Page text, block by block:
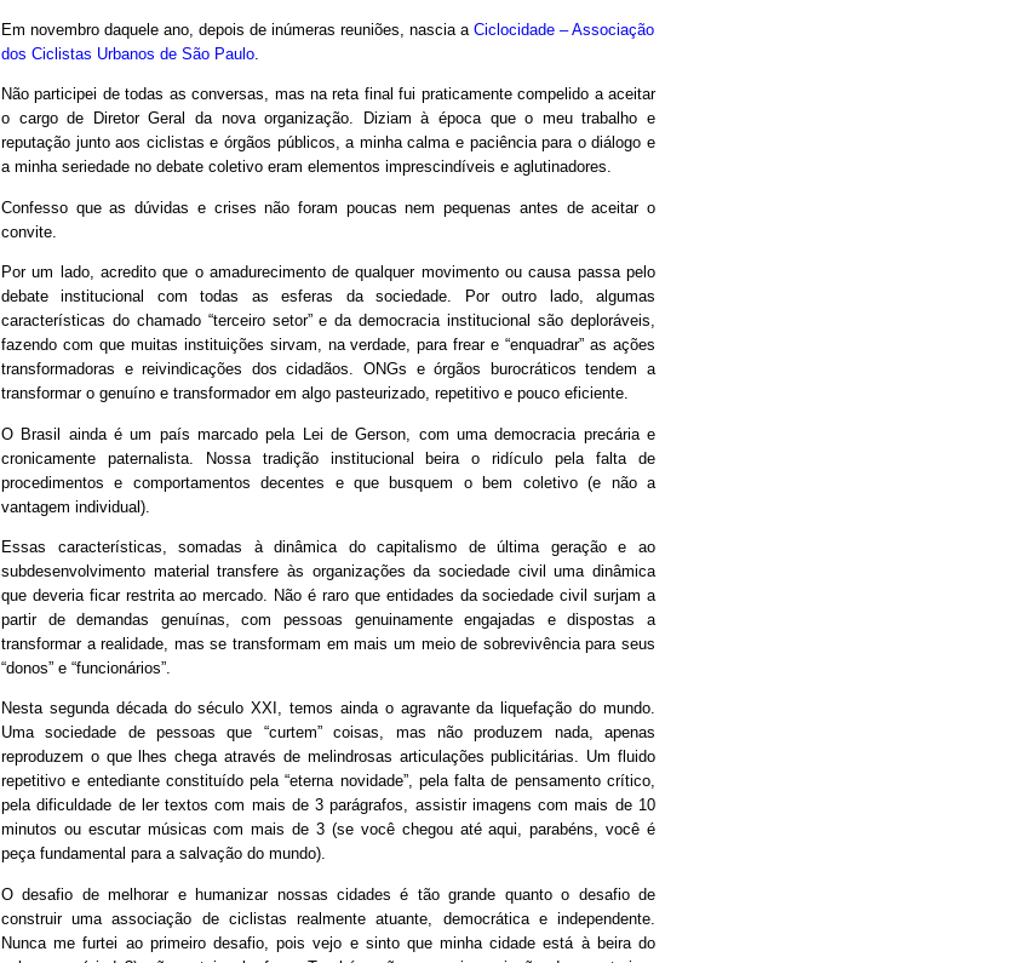
Em novembro daquele ano, depois de inúmeras reuniões, nascia a Ciclocidade – Associação
dos Ciclistas Urbanos de São Paulo.
Não participei de todas as conversas, mas na reta final fui praticamente compelido a aceitar
o cargo de Diretor Geral da nova organização. Diziam à época que o meu trabalho e
reputação junto aos ciclistas e órgãos públicos, a minha calma e paciência para o diálogo e
a minha seriedade no debate coletivo eram elementos imprescindíveis e aglutinadores.
Confesso que as dúvidas e crises não foram poucas nem pequenas antes de aceitar o
convite.
Por um lado, acredito que o amadurecimento de qualquer movimento ou causa passa pelo
debate institucional com todas as esferas da sociedade. Por outro lado, algumas
características do chamado “terceiro setor” e da democracia institucional são deploráveis,
fazendo com que muitas instituições sirvam, na verdade, para frear e “enquadrar” as ações
transformadoras e reivindicações dos cidadãos. ONGs e órgãos burocráticos tendem a
transformar o genuíno e transformador em algo pasteurizado, repetitivo e pouco eficiente.
O Brasil ainda é um país marcado pela Lei de Gerson, com uma democracia precária e
cronicamente paternalista. Nossa tradição institucional beira o ridículo pela falta de
procedimentos e comportamentos decentes e que busquem o bem coletivo (e não a
vantagem individual).
Essas características, somadas à dinâmica do capitalismo de última geração e ao
subdesenvolvimento material transfere às organizações da sociedade civil uma dinâmica
que deveria ficar restrita ao mercado. Não é raro que entidades da sociedade civil surjam a
partir de demandas genuínas, com pessoas genuinamente engajadas e dispostas a
transformar a realidade, mas se transformam em mais um meio de sobrevivência para seus
“donos” e “funcionários”.
Nesta segunda década do século XXI, temos ainda o agravante da liquefação do mundo.
Uma sociedade de pessoas que “curtem” coisas, mas não produzem nada, apenas
reproduzem o que lhes chega através de melindrosas articulações publicitárias. Um fluido
repetitivo e entediante constituído pela “eterna novidade”, pela falta de pensamento crítico,
pela dificuldade de ler textos com mais de 3 parágrafos, assistir imagens com mais de 10
minutos ou escutar músicas com mais de 3 (se você chegou até aqui, parabéns, você é
peça fundamental para a salvação do mundo).
O desafio de melhorar e humanizar nossas cidades é tão grande quanto o desafio de
construir uma associação de ciclistas realmente atuante, democrática e independente.
Nunca me furtei ao primeiro desafio, pois vejo e sinto que minha cidade está à beira do